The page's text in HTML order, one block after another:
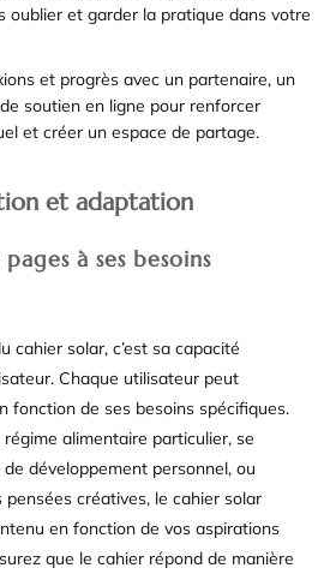
oublier et garder la pratique dans votre
et progrès avec un partenaire, un
soutien en ligne pour renforcer
et créer un espace de partage.
et adaptation
à ses besoins
cahier solar, c’est sa capacité
Chaque utilisateur peut
fonction de ses besoins spécifiques.
alimentaire particulier, se
développement personnel, ou
créatives, le cahier solar
en fonction de vos aspirations
que le cahier répond de manière